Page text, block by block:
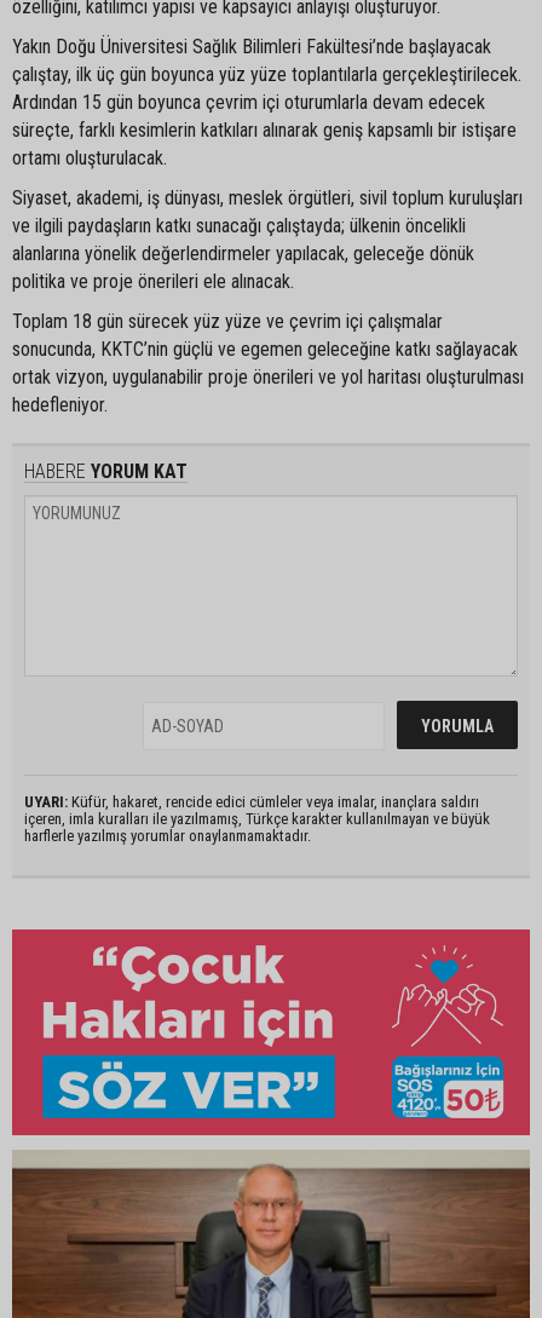
özelliğini, katılımcı yapısı ve kapsayıcı anlayışı oluşturuyor.
Yakın Doğu Üniversitesi Sağlık Bilimleri Fakültesi’nde başlayacak
çalıştay, ilk üç gün boyunca yüz yüze toplantılarla gerçekleştirilecek.
Ardından 15 gün boyunca çevrim içi oturumlarla devam edecek
süreçte, farklı kesimlerin katkıları alınarak geniş kapsamlı bir istişare
ortamı oluşturulacak.
Siyaset, akademi, iş dünyası, meslek örgütleri, sivil toplum kuruluşları
ve ilgili paydaşların katkı sunacağı çalıştayda; ülkenin öncelikli
alanlarına yönelik değerlendirmeler yapılacak, geleceğe dönük
politika ve proje önerileri ele alınacak.
Toplam 18 gün sürecek yüz yüze ve çevrim içi çalışmalar
sonucunda, KKTC’nin güçlü ve egemen geleceğine katkı sağlayacak
ortak vizyon, uygulanabilir proje önerileri ve yol haritası oluşturulması
hedefleniyor.
HABERE YORUM KAT
UYARI: Küfür, hakaret, rencide edici cümleler veya imalar, inançlara saldırı
içeren, imla kuralları ile yazılmamış, Türkçe karakter kullanılmayan ve büyük
harflerle yazılmış yorumlar onaylanmamaktadır.